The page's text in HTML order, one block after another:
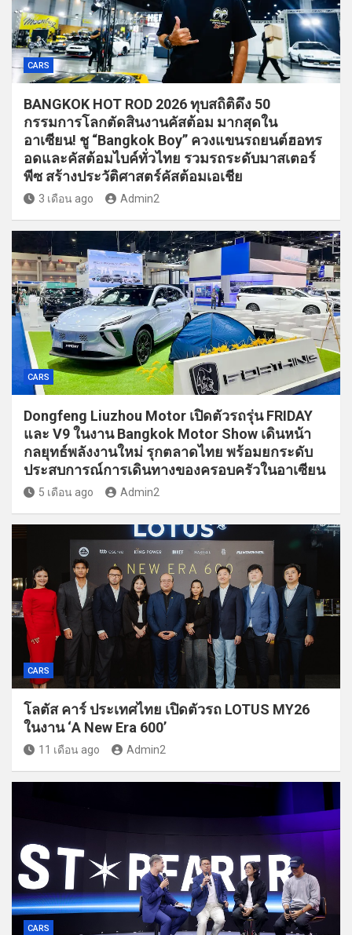
CARS
BANGKOK HOT ROD 2026 ทุบสถิติดึง 50
กรรมการโลกตัดสินงานคัสต้อม มากสุดใน
อาเซียน! ชู “Bangkok Boy” ควงแขนรถยนต์ฮอทร
อดและคัสต้อมไบค์ทั่วไทย รวมรถระดับมาสเตอร์
พีซ สร้างประวัติศาสตร์คัสต้อมเอเชีย
3 เดือน ago Admin2
CARS
Dongfeng Liuzhou Motor เปิดตัวรถรุ่น FRIDAY
และ V9 ในงาน Bangkok Motor Show เดินหน้า
กลยุทธ์พลังงานใหม่ รุกตลาดไทย พร้อมยกระดับ
ประสบการณ์การเดินทางของครอบครัวในอาเซียน
5 เดือน ago Admin2
CARS
โลตัส คาร์ ประเทศไทย เปิดตัวรถ LOTUS MY26
ในงาน ‘A New Era 600’
11 เดือน ago Admin2
CARS